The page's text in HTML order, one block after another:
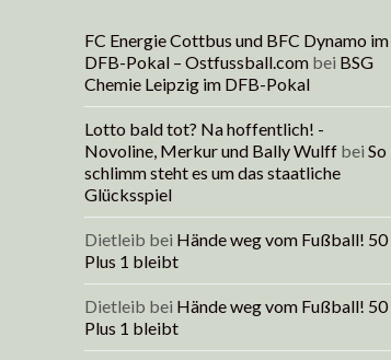
FC Energie Cottbus und BFC Dynamo im
DFB-Pokal – Ostfussball.com bei BSG
Chemie Leipzig im DFB-Pokal
Lotto bald tot? Na hoffentlich! -
Novoline, Merkur und Bally Wulff bei So
schlimm steht es um das staatliche
Glücksspiel
Dietleib bei Hände weg vom Fußball! 50
Plus 1 bleibt
Dietleib bei Hände weg vom Fußball! 50
Plus 1 bleibt